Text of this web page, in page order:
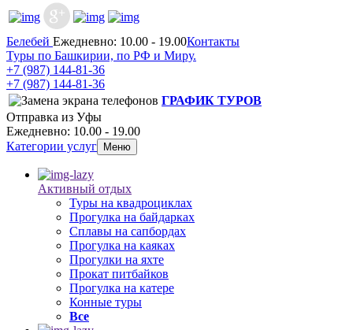
Белебей Ежедневно: 10.00 - 19.00Контакты
Туры по Башкирии, по РФ и Миру.
+7 (987) 144-81-36
+7 (987) 144-81-36
ГРАФИК ТУРОВ
Отправка из Уфы
Ежедневно: 10.00 - 19.00
Категории услуг
Меню
Активный отдых
Туры на квадроциклах
Прогулка на байдарках
Сплавы на сапбордах
Прогулка на каяках
Прогулки на яхте
Прокат питбайков
Прогулка на катере
Конные туры
Все